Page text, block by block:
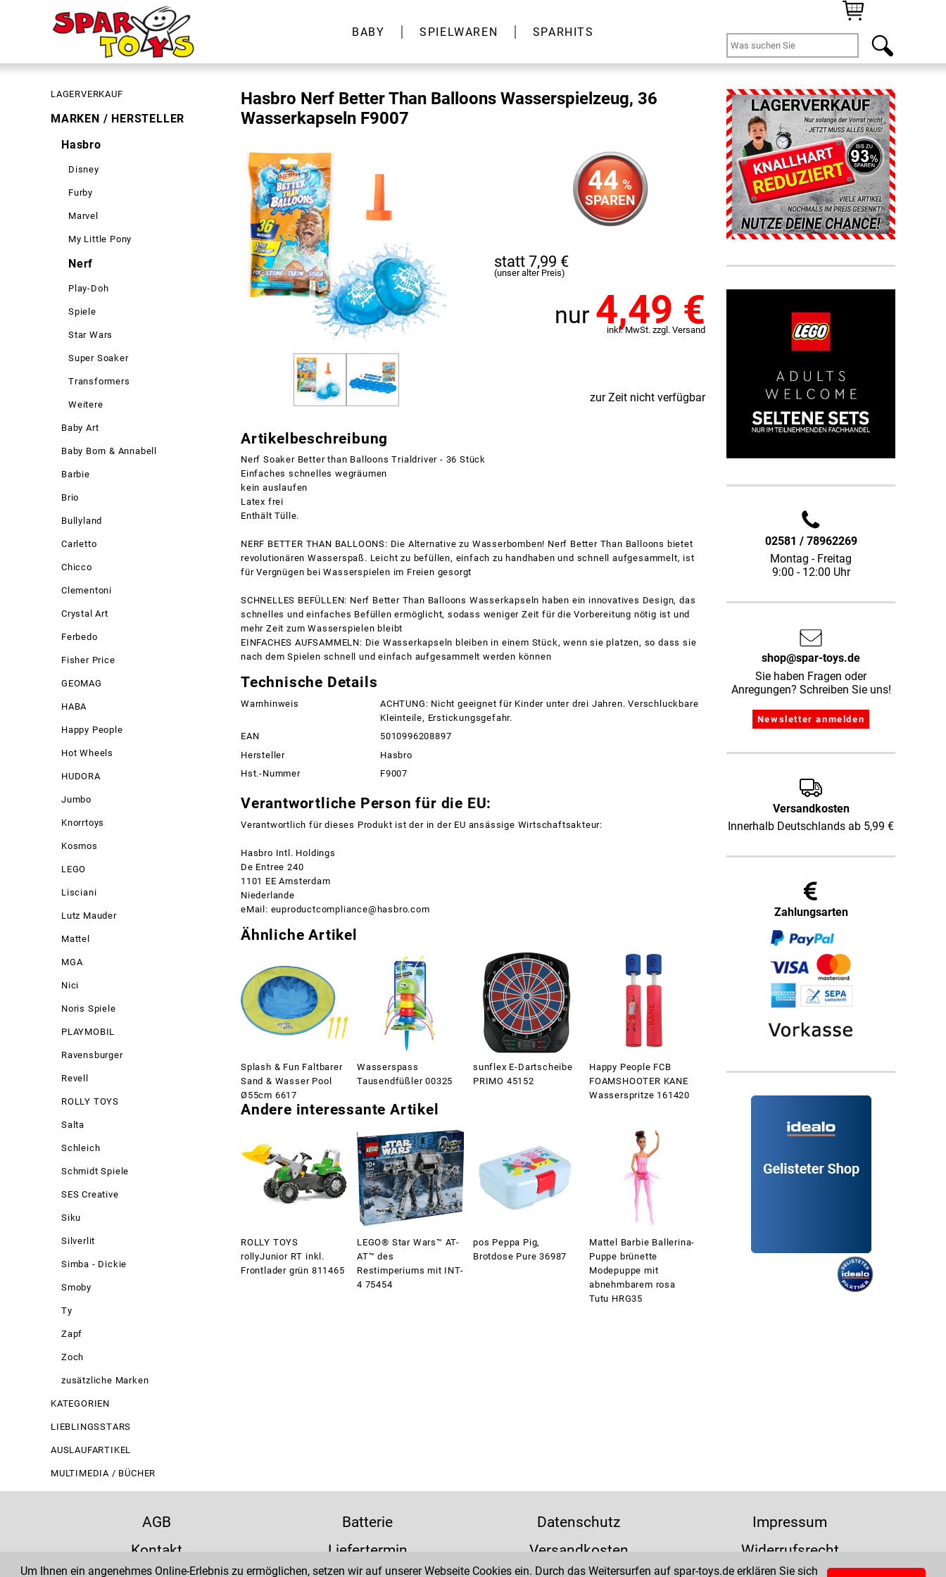
Um Ihnen ein angenehmes Online-Erlebnis zu ermöglichen, setzen wir auf unserer Webseite Cookies ein. Durch das Weitersurfen auf spar-toys.de erklären Sie sich
BABY SPIELWAREN SPARHITS
LAGERVERKAUF
MARKEN / HERSTELLER
Hasbro
Disney
Furby
Marvel
My Little Pony
Nerf
Play-Doh
Spiele
Star Wars
Super Soaker
Transformers
Weitere
Baby Art
Baby Born & Annabell
Barbie
Brio
Bullyland
Carletto
Chicco
Clementoni
Crystal Art
Ferbedo
Fisher Price
GEOMAG
HABA
Happy People
Hot Wheels
HUDORA
Jumbo
Knorrtoys
Kosmos
LEGO
Lisciani
Lutz Mauder
Mattel
MGA
Nici
Noris Spiele
PLAYMOBIL
Ravensburger
Revell
ROLLY TOYS
Salta
Schleich
Schmidt Spiele
SES Creative
Siku
Silverlit
Simba - Dickie
Smoby
Ty
Zapf
Zoch
zusätzliche Marken
KATEGORIEN
LIEBLINGSSTARS
AUSLAUFARTIKEL
MULTIMEDIA / BÜCHER
Hasbro Nerf Better Than Balloons Wasserspielzeug, 36
Wasserkapseln F9007
44 %
SPAREN
statt 7,99 €
(unser alter Preis)
nur 4,49 €
inkl. MwSt. zzgl. Versand
zur Zeit nicht verfügbar
Artikelbeschreibung
Nerf Soaker Better than Balloons Trialdriver - 36 Stück
Einfaches schnelles wegräumen
kein auslaufen
Latex frei
Enthält Tülle.
NERF BETTER THAN BALLOONS: Die Alternative zu Wasserbomben! Nerf Better Than Balloons bietet
revolutionären Wasserspaß. Leicht zu befüllen, einfach zu handhaben und schnell aufgesammelt, ist
für Vergnügen bei Wasserspielen im Freien gesorgt
SCHNELLES BEFÜLLEN: Nerf Better Than Balloons Wasserkapseln haben ein innovatives Design, das
schnelles und einfaches Befüllen ermöglicht, sodass weniger Zeit für die Vorbereitung nötig ist und
mehr Zeit zum Wasserspielen bleibt
EINFACHES AUFSAMMELN: Die Wasserkapseln bleiben in einem Stück, wenn sie platzen, so dass sie
nach dem Spielen schnell und einfach aufgesammelt werden können
Technische Details
Warnhinweis
ACHTUNG: Nicht geeignet für Kinder unter drei Jahren. Verschluckbare
Kleinteile, Erstickungsgefahr.
EAN
5010996208897
Hersteller
Hasbro
Hst.-Nummer
F9007
Verantwortliche Person für die EU:
Verantwortlich für dieses Produkt ist der in der EU ansässige Wirtschaftsakteur:
Hasbro Intl. Holdings
De Entree 240
1101 EE Amsterdam
Niederlande
eMail: euproductcompliance@hasbro.com
Ähnliche Artikel
Splash & Fun Faltbarer
Sand & Wasser Pool
Ø55cm 6617
Wasserspass
Tausendfüßler 00325
sunflex E-Dartscheibe
PRIMO 45152
Happy People FCB
FOAMSHOOTER KANE
Wasserspritze 161420
Andere interessante Artikel
ROLLY TOYS
rollyJunior RT inkl.
Frontlader grün 811465
LEGO® Star Wars™ AT-
AT™ des
Restimperiums mit INT-
4 75454
pos Peppa Pig,
Brotdose Pure 36987
Mattel Barbie Ballerina-
Puppe brünette
Modepuppe mit
abnehmbarem rosa
Tutu HRG35
02581 / 78962269
Montag - Freitag
9:00 - 12:00 Uhr
shop@spar-toys.de
Sie haben Fragen oder
Anregungen? Schreiben Sie uns!
Versandkosten
Innerhalb Deutschlands ab 5,99 €
Zahlungsarten
AGB Batterie Datenschutz
Impressum
Kontakt
Liefertermin Versandkosten
Widerrufsrecht